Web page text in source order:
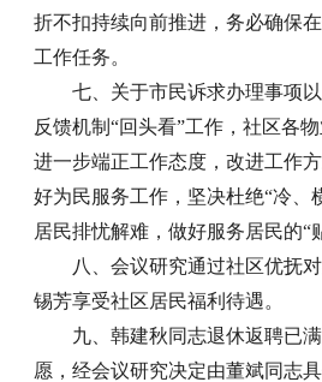
折不扣持续向前推进，务必确保
工作任务。
七、关于市民诉求办理事项
反馈机制“回头看”工作，社区各
进一步端正工作态度，改进工作
好为民服务工作，坚决杜绝“冷、
居民排忧解难，做好服务居民的“
八、会议研究通过社区优抚
锡芳享受社区居民福利待遇。
九、韩建秋同志退休返聘已
愿，经会议研究决定由董斌同志